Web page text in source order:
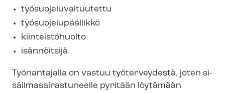
työ­suo­je­lu­val­tuu­tet­tu
työ­suo­je­lu­pääl­lik­kö
kiinteistöhuolto
isännöitsijä.
Työnantajalla on vastuu työterveydestä, joten si­
säil­ma­sai­ras­tu­neel­le pyritään löytämään